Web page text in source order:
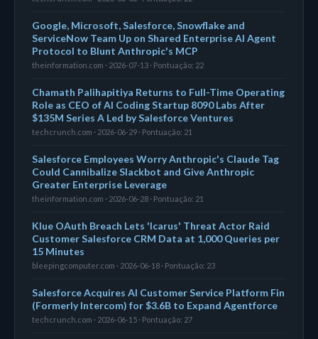
Google, Microsoft, Salesforce, Snowflake and
ServiceNow Team Up on Shared Enterprise AI Agent
Protocol to Blunt Anthropic's MCP
theinformation.com · 2026-07-13 · Pontuação: 22
Chamath Palihapitiya Returns to Full-Time Operating
Role as CEO of AI Coding Startup 8090 Labs After
$135M Series A Led by Salesforce Ventures
techcrunch.com · 2026-06-29 · Pontuação: 21
Salesforce Employees Worry Anthropic's Claude Tag
Could Cannibalize Slackbot and Give Anthropic
Greater Enterprise Leverage
theinformation.com · 2026-06-28 · Pontuação: 21
Klue OAuth Breach Lets 'Icarus' Threat Actor Raid
Customer Salesforce CRM Data at 1,000 Queries per
15 Minutes
bleepingcomputer.com · 2026-06-18 · Pontuação: 23
Salesforce Acquires AI Customer Service Platform Fin
(Formerly Intercom) for $3.6B to Expand Agentforce
techcrunch.com · 2026-06-15 · Pontuação: 27